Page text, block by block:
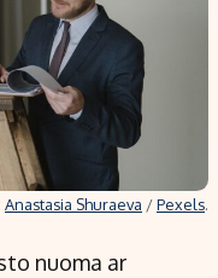
Anastasia Shuraeva /Pexels.
nuoma ar